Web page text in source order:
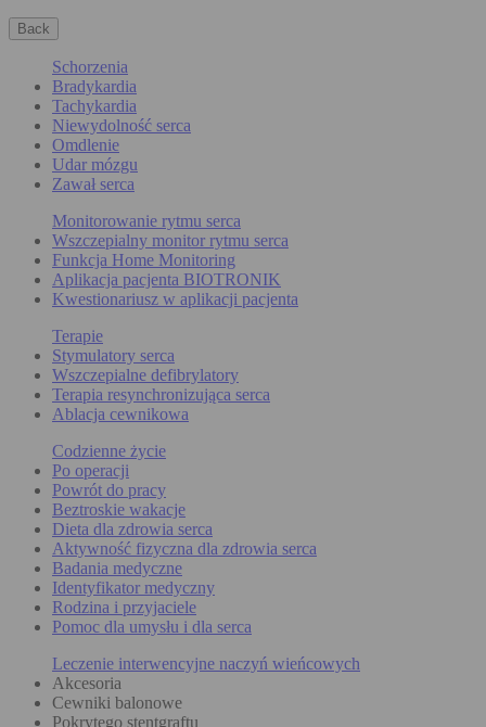
Back
Schorzenia
Bradykardia
Tachykardia
Niewydolność serca
Omdlenie
Udar mózgu
Zawał serca
Monitorowanie rytmu serca
Wszczepialny monitor rytmu serca
Funkcja Home Monitoring
Aplikacja pacjenta BIOTRONIK
Kwestionariusz w aplikacji pacjenta
Terapie
Stymulatory serca
Wszczepialne defibrylatory
Terapia resynchronizująca serca
Ablacja cewnikowa
Codzienne życie
Po operacji
Powrót do pracy
Beztroskie wakacje
Dieta dla zdrowia serca
Aktywność fizyczna dla zdrowia serca
Badania medyczne
Identyfikator medyczny
Rodzina i przyjaciele
Pomoc dla umysłu i dla serca
Leczenie interwencyjne naczyń wieńcowych
Akcesoria
Cewniki balonowe
Pokrytego stentgraftu